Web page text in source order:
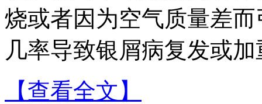
烧或者因为空气质量差
几率导致银屑病复发或
【查看全文】